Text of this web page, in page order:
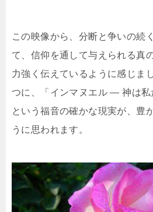
この映像から、分断と争いの続
て、信仰を通して与えられる真
力強く伝えているように感じま
つに、「インマヌエル ― 神は私
という福音の確かな現実が、豊
うに思われます。